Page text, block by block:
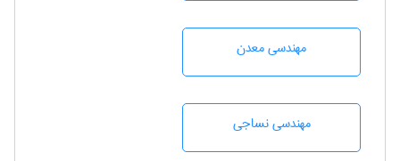
مهندسی معدن
مهندسي نساجی